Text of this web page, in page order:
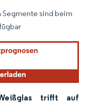
Namensnennung
Segmente sind beim
trifft auf